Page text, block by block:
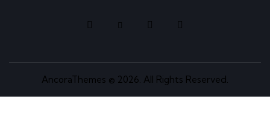
AncoraThemes © 2026. All Rights Reserved.